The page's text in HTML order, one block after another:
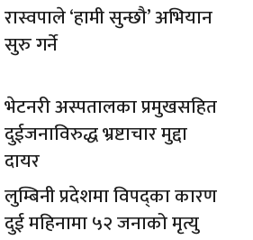
रास्वपाले ‘हामी सुन्छौ’ अभियान
सुरु गर्ने
भेटनरी अस्पतालका प्रमुखसहित
दुईजनाविरुद्ध भ्रष्टाचार मुद्दा
दायर
लुम्बिनी प्रदेशमा विपद्का कारण
दुई महिनामा ५२ जनाको मृत्यु